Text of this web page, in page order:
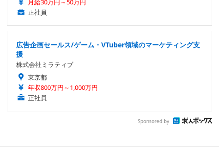
月給30万円～50万円
正社員
広告企画セールス/ゲーム・VTuber領域のマーケティング支
援
株式会社ミラティブ
東京都
年収800万円～1,000万円
正社員
Sponsored by